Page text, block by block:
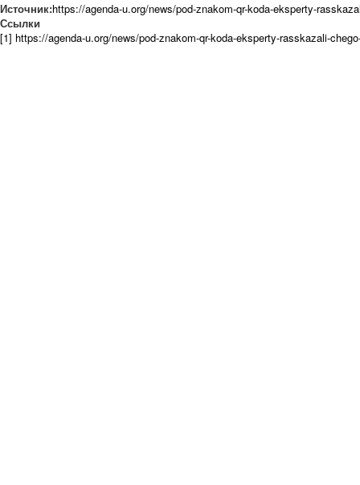
Источник:https://agenda-u.org/news/pod-znakom-qr-koda-eksperty-
Ссылки
[1] https://agenda-u.org/news/pod-znakom-qr-koda-eksperty-rasskazali-